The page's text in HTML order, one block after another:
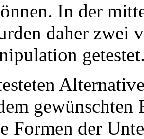
In der
daher zwei
gewünschten
Formen der